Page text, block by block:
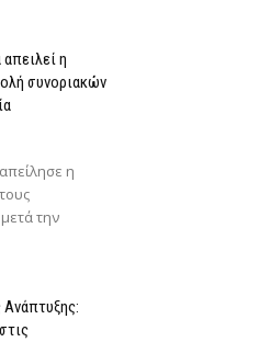
η
συνοριακών
η
την